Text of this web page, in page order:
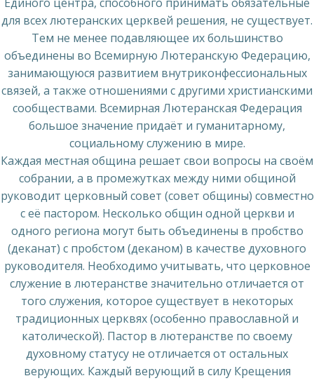
для всех лютеранских церквей решения, не существует.
Тем не менее подавляющее их большинство
объединены во Всемирную Лютеранскую Федерацию,
занимающуюся развитием внутриконфессиональных
связей, а также отношениями с другими христианскими
сообществами. Всемирная Лютеранская Федерация
большое значение придаёт и гуманитарному,
социальному служению в мире.
Каждая местная община решает свои вопросы на своём
собрании, а в промежутках между ними общиной
руководит церковный совет (совет общины) совместно
с её пастором. Несколько общин одной церкви и
одного региона могут быть объединены в пробство
(деканат) с пробстом (деканом) в качестве духовного
руководителя. Необходимо учитывать, что церковное
служение в лютеранстве значительно отличается от
того служения, которое существует в некоторых
традиционных церквях (особенно православной и
католической). Пастор в лютеранстве по своему
духовному статусу не отличается от остальных
верующих. Каждый верующий в силу Крещения